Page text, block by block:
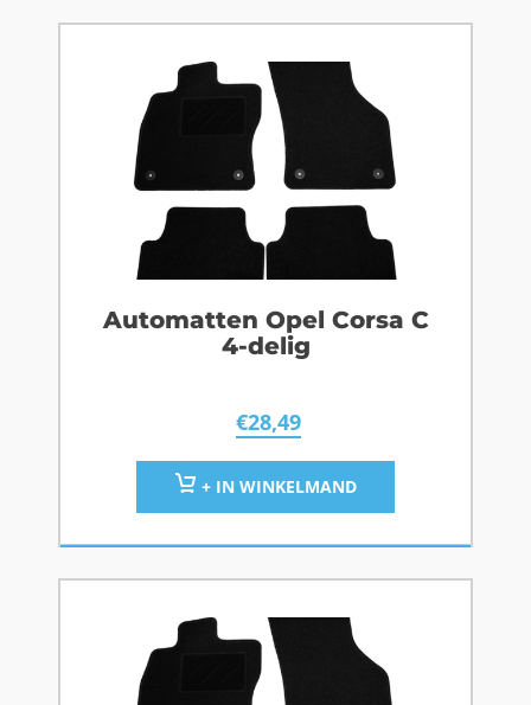
Automatten Opel Corsa C
4-delig
€28,49
+ IN WINKELMAND